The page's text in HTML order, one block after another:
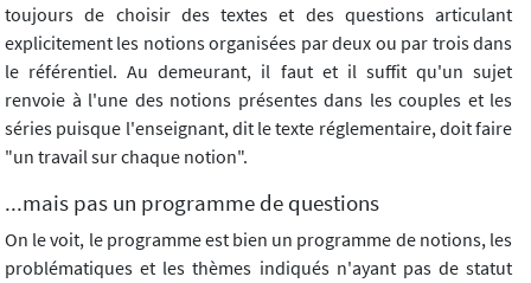
toujours de choisir des textes et des questions articulant
explicitement les notions organisées par deux ou par trois dans
le référentiel. Au demeurant, il faut et il suffit qu'un sujet
renvoie à l'une des notions présentes dans les couples et les
séries puisque l'enseignant, dit le texte réglementaire, doit faire
"un travail sur chaque notion".
...mais pas un programme de questions
On le voit, le programme est bien un programme de notions, les
problématiques et les thèmes indiqués n'ayant pas de statut